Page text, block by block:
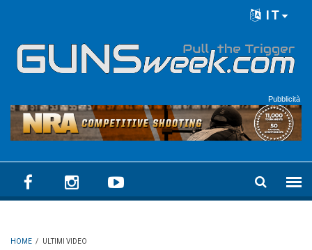
IT
Pubblicità
HOME / ULTIMI VIDEO